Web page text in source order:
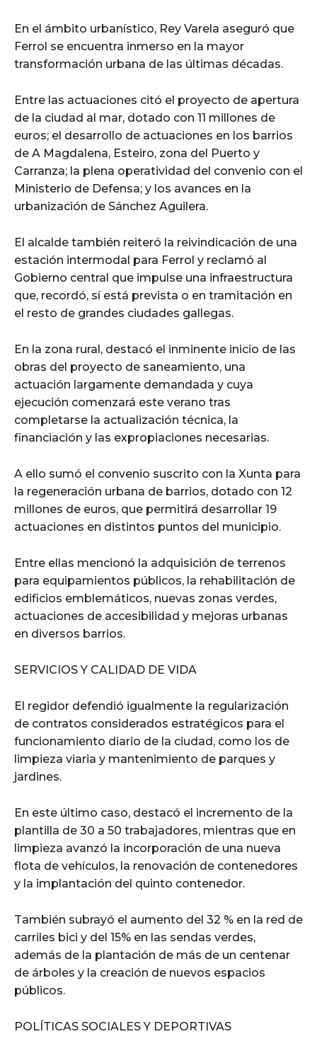
En el ámbito urbanístico, Rey Varela aseguró que
Ferrol se encuentra inmerso en la mayor
transformación urbana de las últimas décadas.
Entre las actuaciones citó el proyecto de apertura
de la ciudad al mar, dotado con 11 millones de
euros; el desarrollo de actuaciones en los barrios
de A Magdalena, Esteiro, zona del Puerto y
Carranza; la plena operatividad del convenio con el
Ministerio de Defensa; y los avances en la
urbanización de Sánchez Aguilera.
El alcalde también reiteró la reivindicación de una
estación intermodal para Ferrol y reclamó al
Gobierno central que impulse una infraestructura
que, recordó, sí está prevista o en tramitación en
el resto de grandes ciudades gallegas.
En la zona rural, destacó el inminente inicio de las
obras del proyecto de saneamiento, una
actuación largamente demandada y cuya
ejecución comenzará este verano tras
completarse la actualización técnica, la
financiación y las expropiaciones necesarias.
A ello sumó el convenio suscrito con la Xunta para
la regeneración urbana de barrios, dotado con 12
millones de euros, que permitirá desarrollar 19
actuaciones en distintos puntos del municipio.
Entre ellas mencionó la adquisición de terrenos
para equipamientos públicos, la rehabilitación de
edificios emblemáticos, nuevas zonas verdes,
actuaciones de accesibilidad y mejoras urbanas
en diversos barrios.
SERVICIOS Y CALIDAD DE VIDA
El regidor defendió igualmente la regularización
de contratos considerados estratégicos para el
funcionamiento diario de la ciudad, como los de
limpieza viaria y mantenimiento de parques y
jardines.
En este último caso, destacó el incremento de la
plantilla de 30 a 50 trabajadores, mientras que en
limpieza avanzó la incorporación de una nueva
flota de vehículos, la renovación de contenedores
y la implantación del quinto contenedor.
También subrayó el aumento del 32 % en la red de
carriles bici y del 15% en las sendas verdes,
además de la plantación de más de un centenar
de árboles y la creación de nuevos espacios
públicos.
POLÍTICAS SOCIALES Y DEPORTIVAS